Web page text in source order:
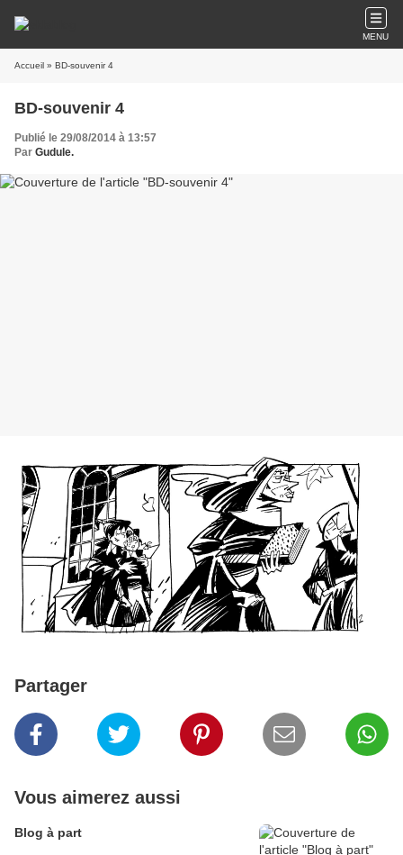
MENU
Accueil » BD-souvenir 4
BD-souvenir 4
Publié le 29/08/2014 à 13:57
Par Gudule.
Partager
Vous aimerez aussi
Blog à part